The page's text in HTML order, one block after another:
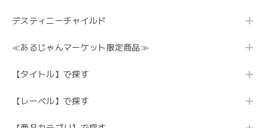
デスティニーチャイルド
≪あるじゃんマーケット限定商品≫
【タイトル】で探す
【レーベル】で探す